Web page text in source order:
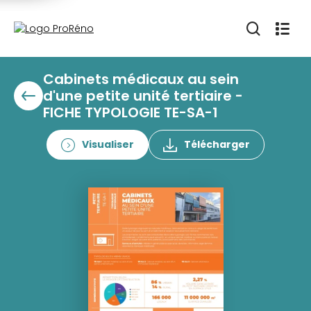
Cabinets médicaux au sein
d'une petite unité tertiaire -
FICHE TYPOLOGIE TE-SA-1
Visualiser Télécharger